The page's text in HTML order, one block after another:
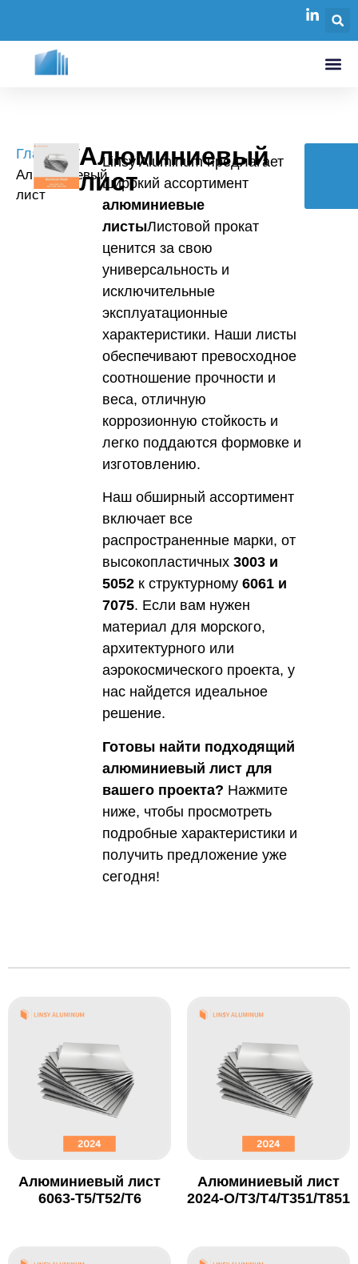
Главная
/
Алюминиевый
лист
Алюминиевый
лист
Linsy Aluminum предлагает
широкий ассортимент
алюминиевые
листыЛистовой прокат
ценится за свою
универсальность и
исключительные
эксплуатационные
характеристики. Наши листы
обеспечивают превосходное
соотношение прочности и
веса, отличную
коррозионную стойкость и
легко поддаются формовке и
изготовлению.
Наш обширный ассортимент
включает все
распространенные марки, от
высокопластичных 3003 и
5052к структурному 6061 и
7075. Если вам нужен
материал для морского,
архитектурного или
аэрокосмического проекта, у
нас найдется идеальное
решение.
Готовы найти подходящий
алюминиевый лист для
вашего проекта? Нажмите
ниже, чтобы просмотреть
подробные характеристики и
получить предложение уже
сегодня!
Алюминиевый лист
6063-T5/T52/T6
Алюминиевый лист
2024-O/T3/T4/T351/T851